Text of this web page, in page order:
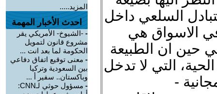
السلعي داخل
في الاسواق هي
حين ان الطبيعة
الحية، التي لا تدخل
-
المزيد.....
احدث الأخبار المهمة
- -الشيوخ- الأمريكي يقر
مشروع قانون لتمويل
الحكومة لما بعد انت ...
- معنى توقيع اتفاق دفاعي
بين السعودية وتركيا
وباكستان.. سفير أ ...
-
مسؤول حوثي لـCNN: